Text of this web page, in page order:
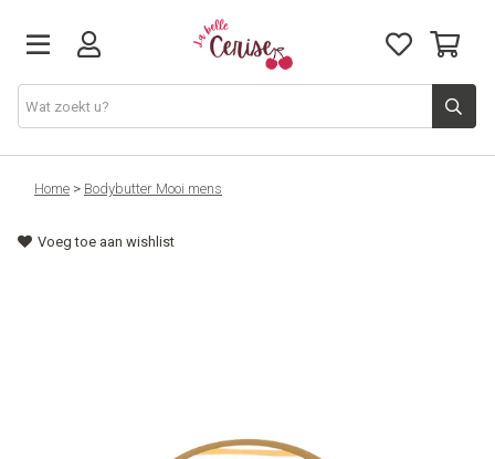
Just arrived
Juwelen & Accessoires
Home > Bodybutter Mooi mens
Voeg toe aan wishlist